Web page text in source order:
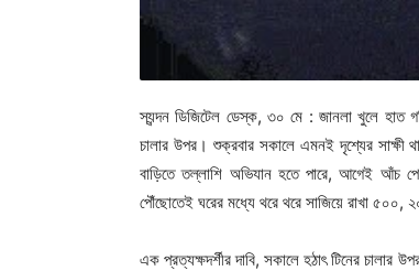
স্যন্দন ডিজিটেল ডেস্ক, ৩০ মে : জানলা খুলে হাত
চালার উপর। শুক্রবার সকালে এমনই দৃশ্যের সাক্ষী
বাড়িতে তল্লাশি অভিযান হতে পারে, আগেই আঁচ
পৌঁছোতেই ঘরের মধ্যে থরে থরে সাজিয়ে রাখা ৫০০,
এক প্রত্যক্ষদর্শীর দাবি, সকালে হঠাৎ টিনের